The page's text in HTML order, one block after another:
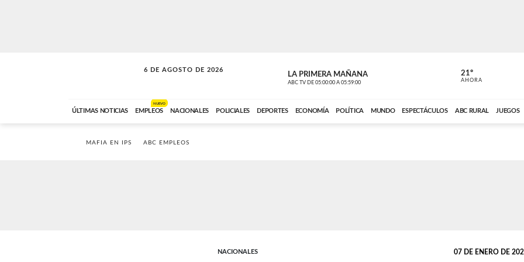
6 DE AGOSTO DE 2026
SOLO MÚSICA LA PRIMERA MAÑANA
ABC TV DE 05:00:00 A 05:59:00 ABC CARDINAL
21º
AHORA
ÚLTIMAS NOTICIAS EMPLEOS
NUEVO
NACIONALES POLICIALES DEPORTES ECONOMÍA POLÍTICA MUNDO ESPECTÁCULOS ABC RURAL JUEGOS
MAFIA EN IPS ABC EMPLEOS
NACIONALES 07 DE ENERO DE